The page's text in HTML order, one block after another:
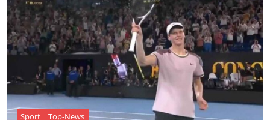
Sport Top-News